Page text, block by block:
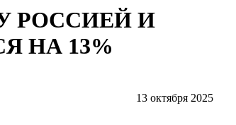
РОССИЕЙ И
НА 13%
13 октября 2025